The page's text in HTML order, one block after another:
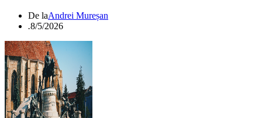
De laAndrei Mureșan
.8/5/2026